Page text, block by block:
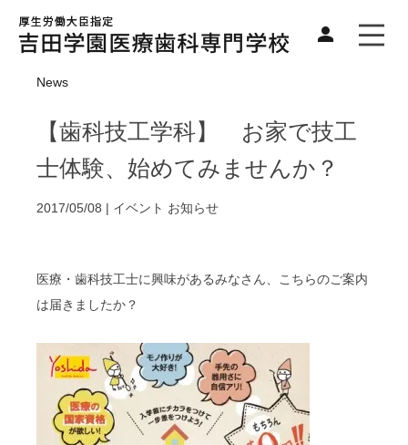
News
【歯科技工学科】 お家で技工
士体験、始めてみませんか？
2017/05/08 | イベント お知らせ
医療・歯科技工士に興味があるみなさん、こちらのご案内
は届きましたか？